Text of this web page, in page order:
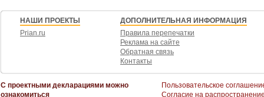
НАШИ ПРОЕКТЫ
Prian.ru
ДОПОЛНИТЕЛЬНАЯ ИНФОРМАЦИЯ
Правила перепечатки
Реклама на сайте
Обратная связь
Контакты
С проектными декларациями можно
ознакомиться
Пользовательское
Согласие на